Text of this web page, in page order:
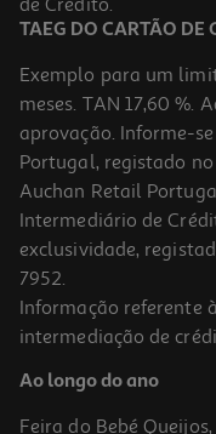
Promoção
-25%
Puzzle Horses Clementoni
9.74 €/un
TAEG DO CARTÃO DE
Exemplo para um
meses. TAN 17,60 %.
aprovação. Informe-
Portugal, registado
Auchan Retail
Intermediário de
exclusividade,
7952.
Informação referente
intermediação de
Ao longo do ano
Feira do Bebé